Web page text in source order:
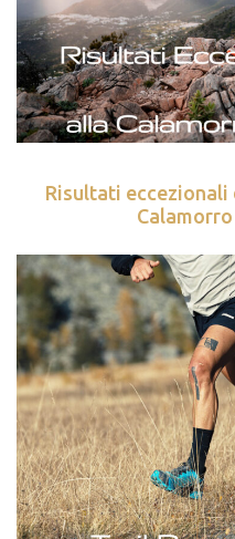
Risultati eccezionali